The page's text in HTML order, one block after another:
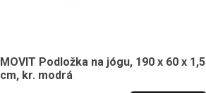
MOVIT Podložka na jógu, 190 x 60 x 1,5
cm, kr. modrá